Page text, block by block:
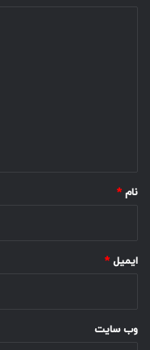
نام *
ایمیل *
وب‌ سایت